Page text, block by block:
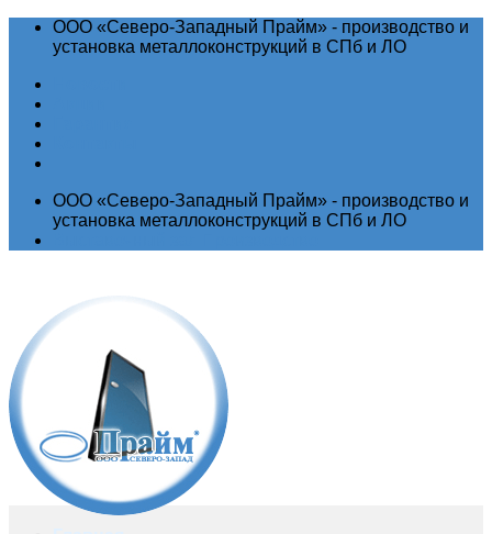
ООО «Северо-Западный Прайм» - производство и
установка металлоконструкций в СПб и ЛО
ООО «Северо-Западный Прайм» - производство и
установка металлоконструкций в СПб и ЛО